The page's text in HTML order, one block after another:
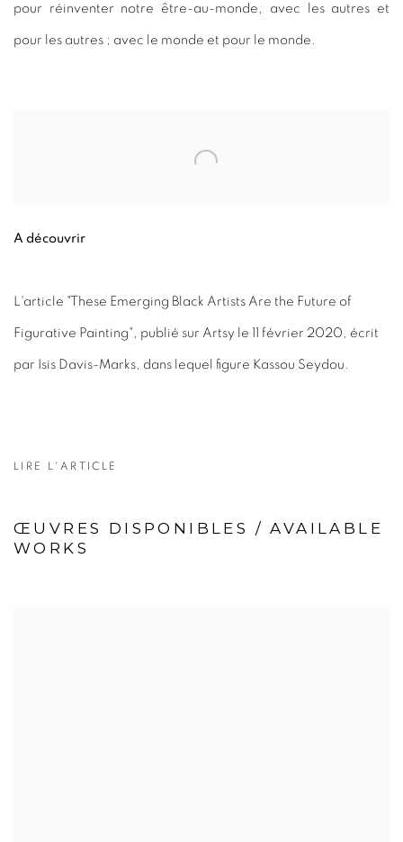
pour réinventer notre être-au-monde, avec les autres et
pour les autres ; avec le monde et pour le monde.
A découvrir
L'article "These Emerging Black Artists Are the Future of
Figurative Painting", publié sur Artsy le 11 février 2020, écrit
par Isis Davis-Marks, dans lequel figure Kassou Seydou.
LIRE L'ARTICLE
ŒUVRES DISPONIBLES / AVAILABLE
WORKS